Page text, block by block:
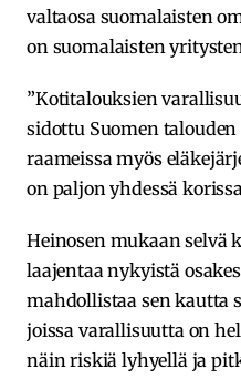
valtaosa suomalaisten
on suomalaisten
”Kotitalouksien
sidottu Suomen
raameissa myös
on paljon yhdessä
Heinosen mukaan selvä
laajentaa nykyistä
mahdollistaa sen kautta
joissa varallisuutta on
näin riskiä lyhyellä ja